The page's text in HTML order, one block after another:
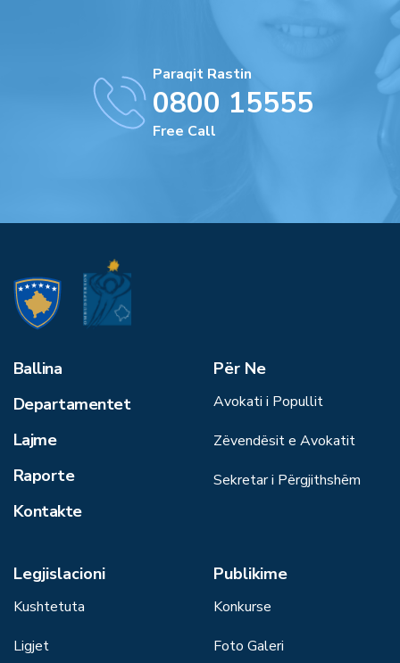
Paraqit Rastin
0800 15555
Free Call
Ballina
Departamentet
Lajme
Raporte
Kontakte
Për Ne
Avokati i Popullit
Zëvendësit e Avokatit
Sekretar i Përgjithshëm
Legjislacioni
Kushtetuta
Ligjet
Publikime
Konkurse
Foto Galeri